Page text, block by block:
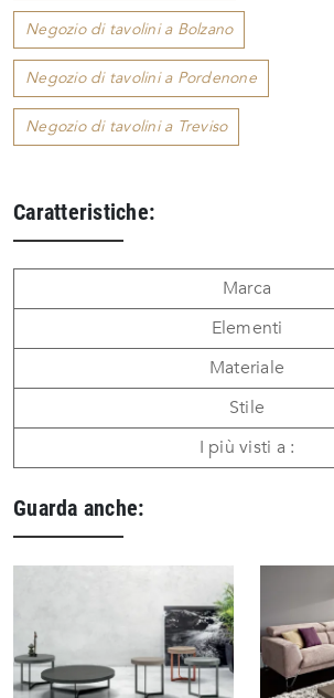
Negozio di tavolini a Bolzano
Negozio di tavolini a Pordenone
Negozio di tavolini a Treviso
Caratteristiche:
Marca
Elementi
Materiale
Stile
I più visti a :
Guarda anche: